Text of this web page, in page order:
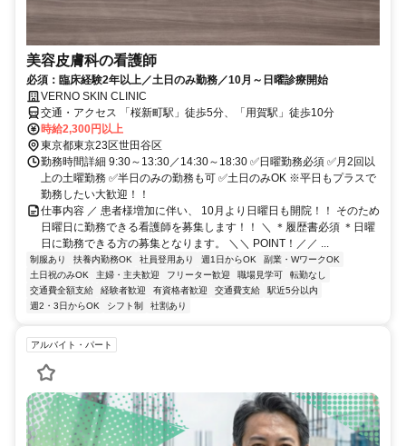
美容皮膚科の看護師
必須：臨床経験2年以上／土日のみ勤務／10月～日曜診療開始
VERNO SKIN CLINIC
交通・アクセス 「桜新町駅」徒歩5分、「用賀駅」徒歩10分
時給2,300円以上
東京都東京23区世田谷区
勤務時間詳細 9:30～13:30／14:30～18:30 ✅日曜勤務必須 ✅月2回以
上の土曜勤務 ✅半日のみの勤務も可 ✅土日のみOK ※平日もプラスで
勤務したい大歓迎！！
仕事内容 ／ 患者様増加に伴い、 10月より日曜日も開院！！ そのため
日曜日に勤務できる看護師を募集します！！ ＼ ＊履歴書必須 ＊日曜
日に勤務できる方の募集となります。 ＼＼ POINT！／／ ...
制服あり 扶養内勤務OK 社員登用あり 週1日からOK
副業・WワークOK
土日祝のみOK
主婦・主夫歓迎 フリーター歓迎 職場見学可
転勤なし
交通費全額支給
経験者歓迎 有資格者歓迎 交通費支給
駅近5分以内
週2・3日からOK
シフト制 社割あり
アルバイト・パート